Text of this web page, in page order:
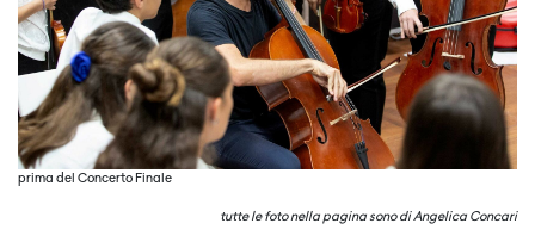
prima del Concerto Finale
tutte le foto nella pagina sono di Angelica Concari